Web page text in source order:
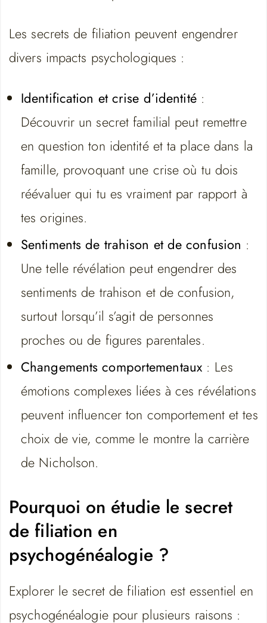
Les secrets de filiation peuvent engendrer
divers impacts psychologiques :
Identification et crise d’identité:
Découvrir un secret familial peut remettre
en question ton identité et ta place dans la
famille, provoquant une crise où tu dois
réévaluer qui tu es vraiment par rapport à
tes origines.
Sentiments de trahison et de confusion :
Une telle révélation peut engendrer des
sentiments de trahison et de confusion,
surtout lorsqu’il s’agit de personnes
proches ou de figures parentales.
Changements comportementaux: Les
émotions complexes liées à ces révélations
peuvent influencer ton comportement et tes
choix de vie, comme le montre la carrière
de Nicholson.
Pourquoi on étudie le secret
de filiation en
psychogénéalogie ?
Explorer le secret de filiation est essentiel en
psychogénéalogie pour plusieurs raisons :